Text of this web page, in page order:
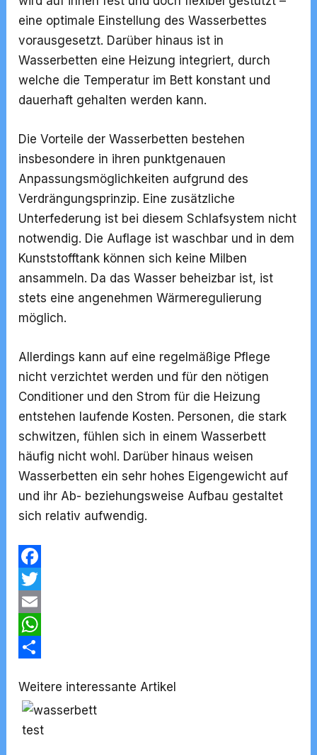
eine optimale Einstellung des Wasserbettes
vorausgesetzt. Darüber hinaus ist in
Wasserbetten eine Heizung integriert, durch
welche die Temperatur im Bett konstant und
dauerhaft gehalten werden kann.
Die Vorteile der Wasserbetten bestehen
insbesondere in ihren punktgenauen
Anpassungsmöglichkeiten aufgrund des
Verdrängungsprinzip. Eine zusätzliche
Unterfederung ist bei diesem Schlafsystem nicht
notwendig. Die Auflage ist waschbar und in dem
Kunststofftank können sich keine Milben
ansammeln. Da das Wasser beheizbar ist, ist
stets eine angenehmen Wärmeregulierung
möglich.
Allerdings kann auf eine regelmäßige Pflege
nicht verzichtet werden und für den nötigen
Conditioner und den Strom für die Heizung
entstehen laufende Kosten. Personen, die stark
schwitzen, fühlen sich in einem Wasserbett
häufig nicht wohl. Darüber hinaus weisen
Wasserbetten ein sehr hohes Eigengewicht auf
und ihr Ab- beziehungsweise Aufbau gestaltet
sich relativ aufwendig.
F
a
c
e
o
o
k
T
w
t
e
E
m
i
W
a
t
s
e
Weitere interessante Artikel